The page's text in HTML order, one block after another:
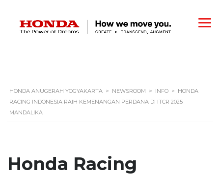
HONDA ANUGERAH YOGYAKARTA > NEWSROOM > INFO > HONDA
RACING INDONESIA RAIH KEMENANGAN PERDANA DI ITCR 2025
MANDALIKA
Honda Racing